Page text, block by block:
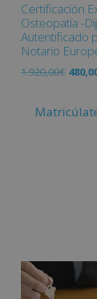
Certificación
Osteopatía -
Autentificado
Notario
1.920,00€